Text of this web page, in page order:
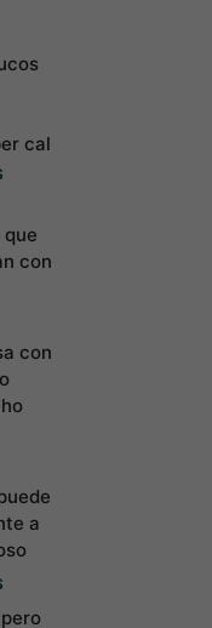
cal
con
con
a